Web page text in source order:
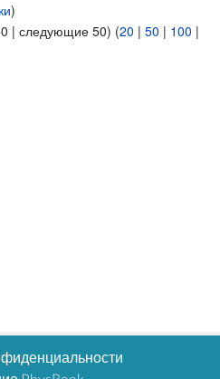
)
| следующие 50) (20 | 50 | 100 |